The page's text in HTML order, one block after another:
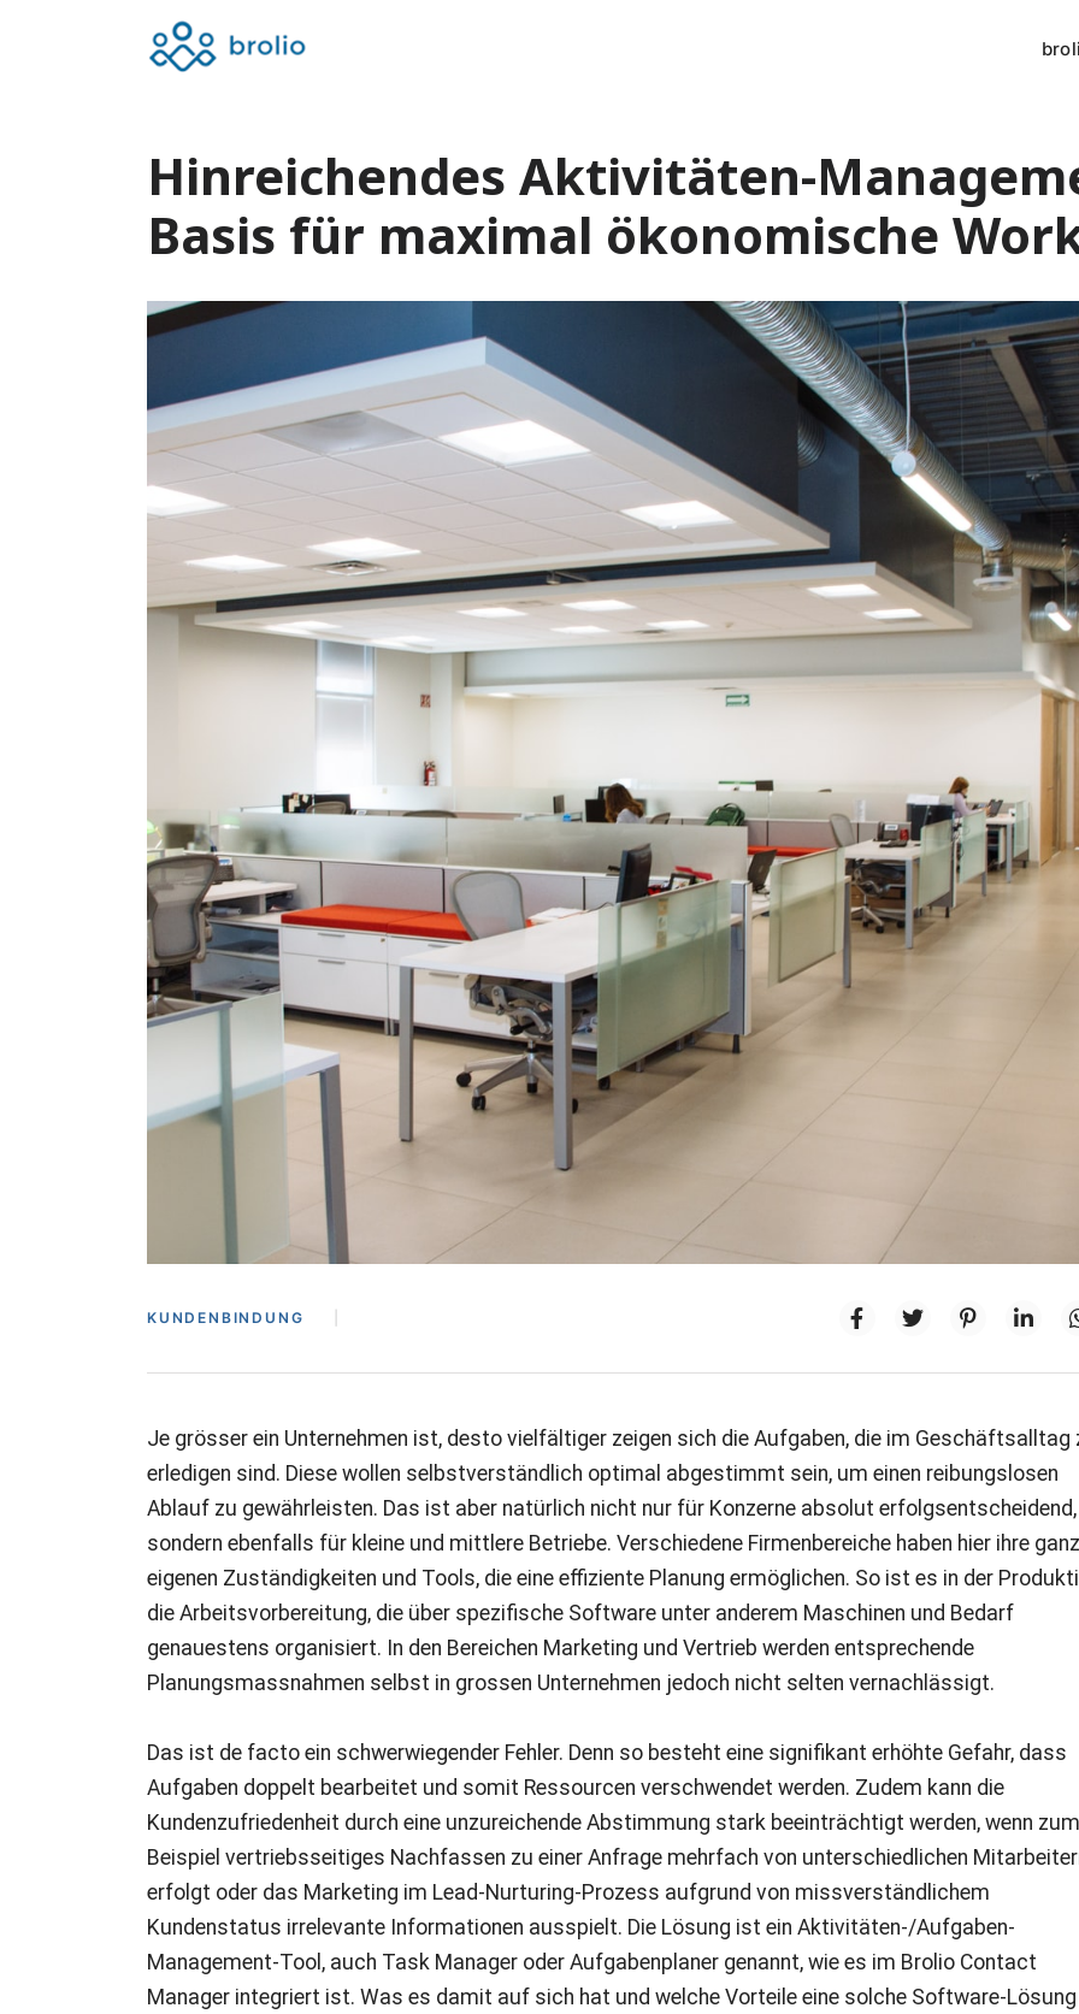
Hinreichendes Aktivitäten-
Basis für maximal ökonomische
KUNDENBINDUNG
Je grösser ein Unternehmen ist, desto vielfältiger zeigen sich die Aufgaben, die im Geschäftsalltag
erledigen sind. Diese wollen selbstverständlich optimal abgestimmt sein, um einen reibungslosen
Ablauf zu gewährleisten. Das ist aber natürlich nicht nur für Konzerne absolut erfolgsentscheidend,
sondern ebenfalls für kleine und mittlere Betriebe. Verschiedene Firmenbereiche haben hier ihre ganz
eigenen Zuständigkeiten und Tools, die eine effiziente Planung ermöglichen. So ist es in der
die Arbeitsvorbereitung, die über spezifische Software unter anderem Maschinen und Bedarf
genauestens organisiert. In den Bereichen Marketing und Vertrieb werden entsprechende
Planungsmassnahmen selbst in grossen Unternehmen jedoch nicht selten vernachlässigt.
Das ist de facto ein schwerwiegender Fehler. Denn so besteht eine signifikant erhöhte Gefahr, dass
Aufgaben doppelt bearbeitet und somit Ressourcen verschwendet werden. Zudem kann die
Kundenzufriedenheit durch eine unzureichende Abstimmung stark beeinträchtigt werden, wenn zum
Beispiel vertriebsseitiges Nachfassen zu einer Anfrage mehrfach von unterschiedlichen
erfolgt oder das Marketing im Lead-Nurturing-Prozess aufgrund von missverständlichem
Kundenstatus irrelevante Informationen ausspielt. Die Lösung ist ein Aktivitäten-/Aufgaben-
Management-Tool, auch Task Manager oder Aufgabenplaner genannt, wie es im Brolio Contact
Manager integriert ist. Was es damit auf sich hat und welche Vorteile eine solche Software-Lösung